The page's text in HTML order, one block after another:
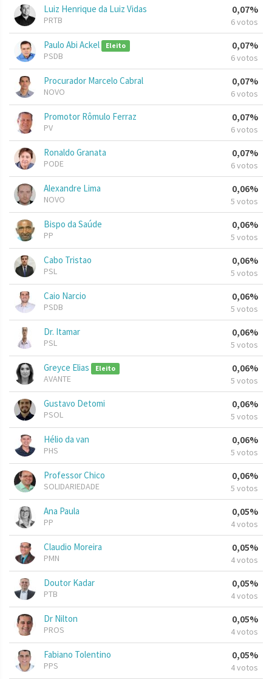
Luiz Henrique da Luiz Vidas
PRTB
0,07%
6 votos
Paulo Abi Ackel Eleito
PSDB
0,07%
6 votos
Procurador Marcelo Cabral
NOVO
0,07%
6 votos
Promotor Rômulo Ferraz
PV
0,07%
6 votos
Ronaldo Granata
PODE
0,07%
6 votos
Alexandre Lima
NOVO
0,06%
5 votos
Bispo da Saúde
PP
0,06%
5 votos
Cabo Tristao
PSL
0,06%
5 votos
Caio Narcio
PSDB
0,06%
5 votos
Dr. Itamar
PSL
0,06%
5 votos
Greyce Elias Eleito
AVANTE
0,06%
5 votos
Gustavo Detomi
PSOL
0,06%
5 votos
Hélio da van
PHS
0,06%
5 votos
Professor Chico
SOLIDARIEDADE
0,06%
5 votos
Ana Paula
PP
0,05%
4 votos
Claudio Moreira
PMN
0,05%
4 votos
Doutor Kadar
PTB
0,05%
4 votos
Dr Nilton
PROS
0,05%
4 votos
Fabiano Tolentino
PPS
0,05%
4 votos